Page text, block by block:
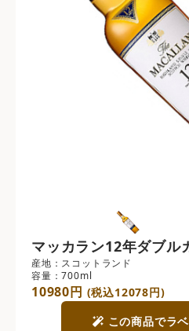
マッカラン12年ダブル
産地：スコットランド
容量：700ml
10980円 (税込12078円)
この商品でラ